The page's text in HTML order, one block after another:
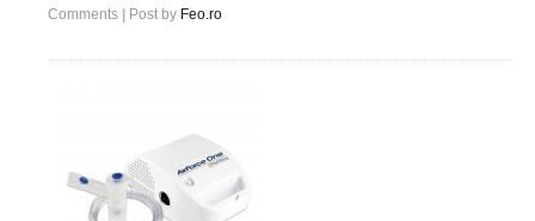
Comments Post by Feo.ro